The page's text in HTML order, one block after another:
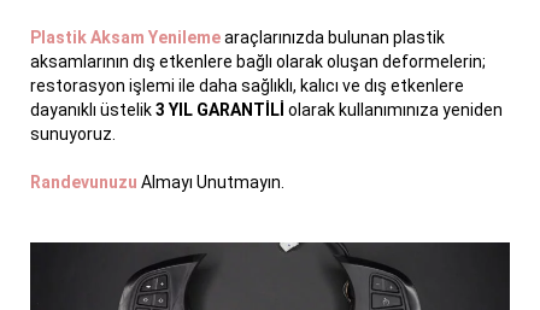
Plastik Aksam Yenilemearaçlarınızda bulunan plastik
aksamlarının dış etkenlere bağlı olarak oluşan deformelerin;
restorasyon işlemi ile daha sağlıklı, kalıcı ve dış etkenlere
dayanıklı üstelik3 YIL GARANTİLİ olarak kullanımınıza yeniden
sunuyoruz.
Randevunuzu Almayı Unutmayın.